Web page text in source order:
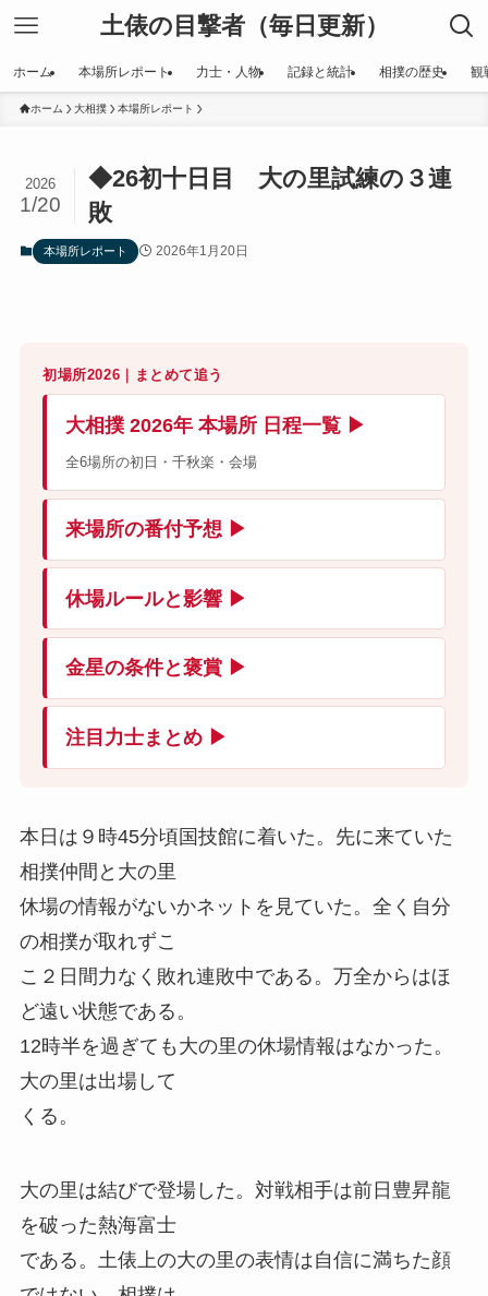
土俵の目撃者（毎日更新）
ホーム 本場所レポート 力士・人物 記録と統計 相撲の歴史 観
ホーム 大相撲 本場所レポート
◆26初十日目 大の里試練の３連
敗
2026
1/20
本場所レポート 2026年1月20日
初場所2026｜まとめて追う
大相撲 2026年 本場所 日程一覧 ▶
全6場所の初日・千秋楽・会場
来場所の番付予想 ▶
休場ルールと影響 ▶
金星の条件と褒賞 ▶
注目力士まとめ ▶
本日は９時45分頃国技館に着いた。先に来ていた
相撲仲間と大の里
休場の情報がないかネットを見ていた。全く自分
の相撲が取れずこ
こ２日間力なく敗れ連敗中である。万全からはほ
ど遠い状態である。
12時半を過ぎても大の里の休場情報はなかった。
大の里は出場して
くる。
大の里は結びで登場した。対戦相手は前日豊昇龍
を破った熱海富士
である。土俵上の大の里の表情は自信に満ちた顔